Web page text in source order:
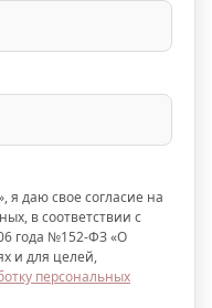
я даю свое согласие на
в соответствии с
года №152-ФЗ «О
и для целей,
персональных